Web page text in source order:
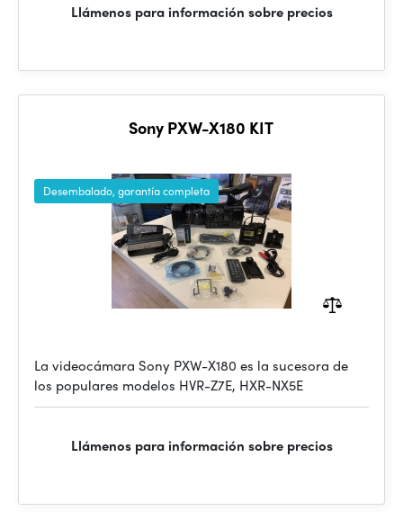
Llámenos para información sobre precios
Sony PXW-X180 KIT
Desembalado, garantía completa
La videocámara Sony PXW-X180 es la sucesora de
los populares modelos HVR-Z7E, HXR-NX5E
Llámenos para información sobre precios